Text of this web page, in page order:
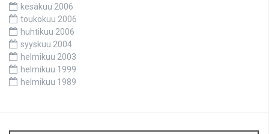
kesäkuu 2006
toukokuu 2006
huhtikuu 2006
syyskuu 2004
helmikuu 2003
helmikuu 1999
helmikuu 1989